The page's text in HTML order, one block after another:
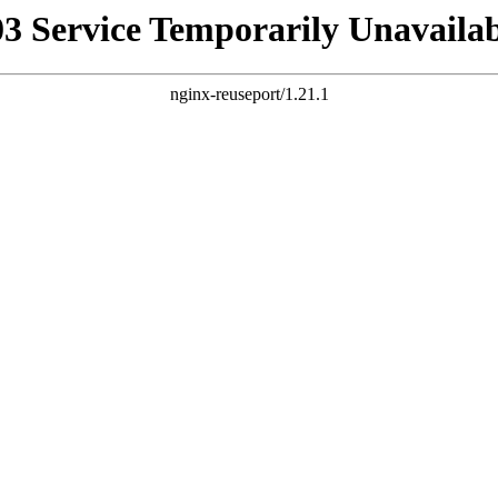
Service Temporarily
nginx-reuseport/1.21.1